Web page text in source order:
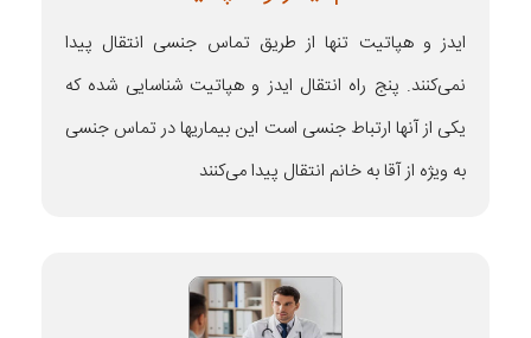
ایدز و هپاتیت تنها از طریق تماس جنسی انتقال پیدا
نمی‌کنند. پنج راه انتقال ایدز و هپاتیت شناسایی شده که
یکی از آنها ارتباط جنسی است این بیماریها در تماس جنسی
به ویژه از آقا به خانم انتقال پیدا می‌کنند